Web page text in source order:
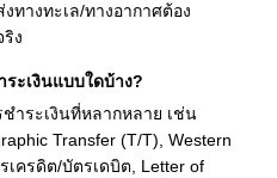
ทางทะเล/ทางอากาศต้อง
ง
ะเงินแบบใดบ้าง?
ำระเงินที่หลากหลาย เช่น
Transfer (T/T), Western
เครดิต/บัตรเดบิต, Letter of